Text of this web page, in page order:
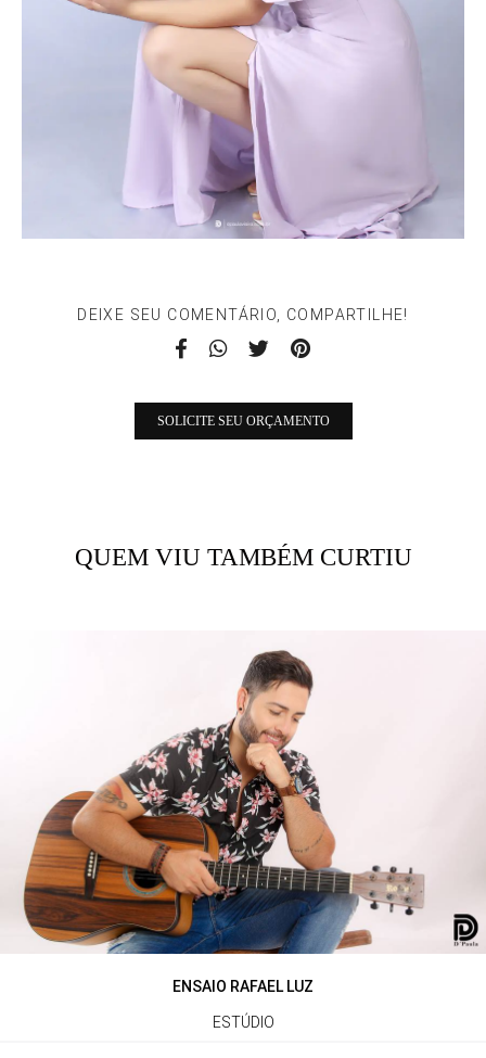
DEIXE SEU COMENTÁRIO, COMPARTILHE!
SOLICITE SEU ORÇAMENTO
QUEM VIU TAMBÉM CURTIU
ENSAIO RAFAEL LUZ
ESTÚDIO